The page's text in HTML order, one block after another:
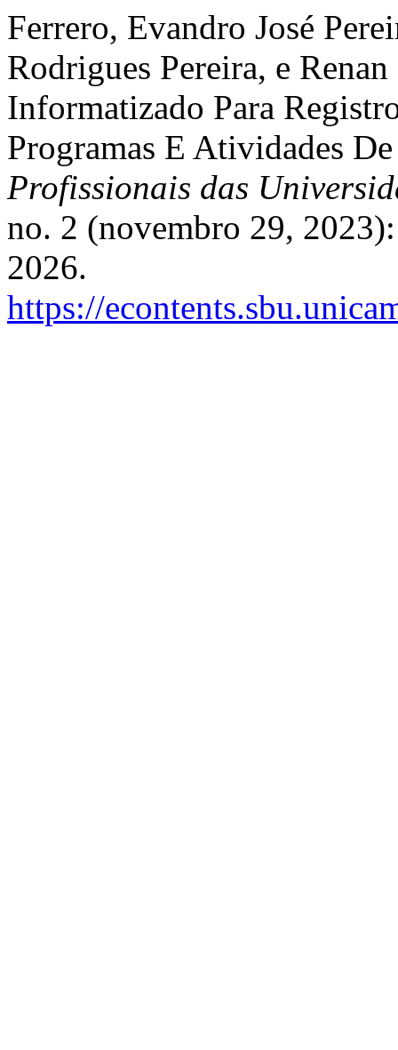
Ferrero, Evandro José
Rodrigues Pereira, e
Informatizado Para
Programas E Atividades
Profissionais das
no. 2 (novembro 29,
2026.
https://